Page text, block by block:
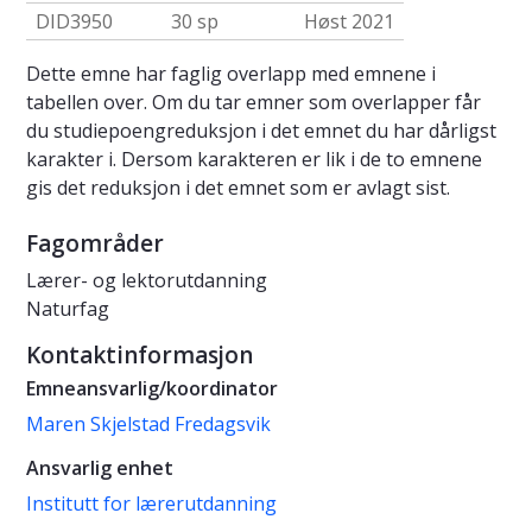
DID3950
30 sp
Høst 2021
Dette emne har faglig overlapp med emnene i
tabellen over. Om du tar emner som overlapper får
du studiepoengreduksjon i det emnet du har dårligst
karakter i. Dersom karakteren er lik i de to emnene
gis det reduksjon i det emnet som er avlagt sist.
Fagområder
Lærer- og lektorutdanning
Naturfag
Kontaktinformasjon
Emneansvarlig/koordinator
Maren Skjelstad Fredagsvik
Ansvarlig enhet
Institutt for lærerutdanning